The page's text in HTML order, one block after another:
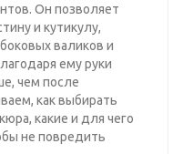
Он позволяет
и кутикулу,
валиков и
ему руки
чем после
как выбирать
какие и для чего
не повредить